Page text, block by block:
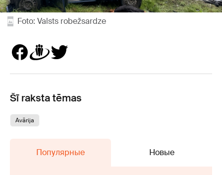
Foto: Valsts robežsardze
Šī raksta tēmas
Avārija
Популярные Новые